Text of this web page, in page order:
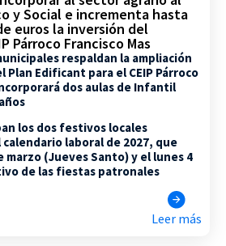
y Social e incrementa hasta
euros la inversión del
Párroco Francisco Mas
respaldan la ampliación
Plan Edificant para el CEIP Párroco
dos aulas de Infantil
los dos festivos locales
laboral de 2027, que
marzo (Jueves Santo) y el lunes 4
de las fiestas patronales
Leer más